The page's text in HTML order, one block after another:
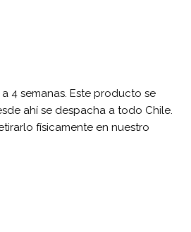
a 4 semanas. Este producto se
ahí se despacha a todo Chile.
físicamente en nuestro